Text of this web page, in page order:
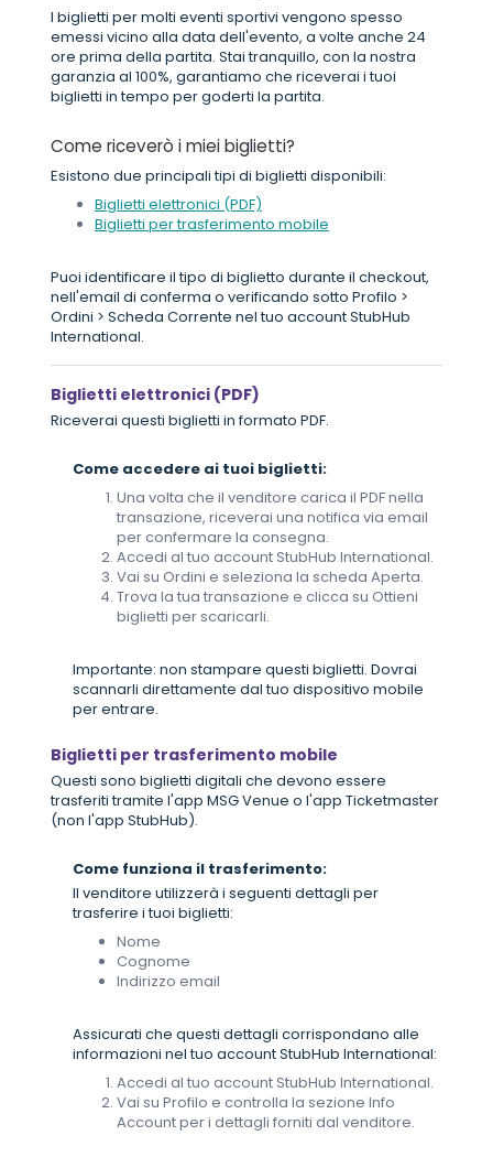
I biglietti per molti eventi sportivi vengono spesso
emessi vicino alla data dell'evento, a volte anche 24
ore prima della partita. Stai tranquillo, con la nostra
garanzia al 100%, garantiamo che riceverai i tuoi
biglietti in tempo per goderti la partita.
Come riceverò i miei biglietti?
Esistono due principali tipi di biglietti disponibili:
Biglietti elettronici (PDF)
Biglietti per trasferimento mobile
Puoi identificare il tipo di biglietto durante il checkout,
nell'email di conferma o verificando sotto Profilo >
Ordini > Scheda Corrente nel tuo account StubHub
International.
Biglietti elettronici (PDF)
Riceverai questi biglietti in formato PDF.
Come accedere ai tuoi biglietti:
Una volta che il venditore carica il PDF nella
transazione, riceverai una notifica via email
per confermare la consegna.
Accedi al tuo account StubHub International.
Vai su Ordini e seleziona la scheda Aperta.
Trova la tua transazione e clicca su Ottieni
biglietti per scaricarli.
Importante: non stampare questi biglietti. Dovrai
scannarli direttamente dal tuo dispositivo mobile
per entrare.
Biglietti per trasferimento mobile
Questi sono biglietti digitali che devono essere
trasferiti tramite l'app MSG Venue o l'app Ticketmaster
(non l'app StubHub).
Come funziona il trasferimento:
Il venditore utilizzerà i seguenti dettagli per
trasferire i tuoi biglietti:
Nome
Cognome
Indirizzo email
Assicurati che questi dettagli corrispondano alle
informazioni nel tuo account StubHub International:
Accedi al tuo account StubHub International.
Vai su Profilo e controlla la sezione Info
Account per i dettagli forniti dal venditore.